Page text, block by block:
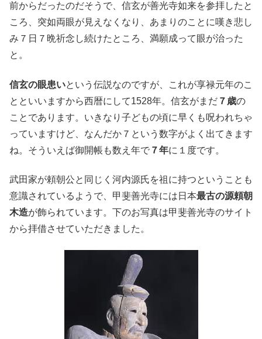
前からだったのだそうで、信玄が善光寺如来を参拝したと
ころ、突如両眼が見えなくなり、あまりのことに嘆き悲し
み７日７晩祈念し続けたところ、満願成って眼が治った
と。
信玄の眼患いという伝説なのですが、これが享禄元年のこ
とといいますから西暦にして1528年。信玄がまだ ７歳の
ことであります。いきなり子どもの頃に早くも呪われちゃ
っていますけど、なんだか７という数字がよく出てきます
ね。そういえば御開帳も数え年で ７年に１度です。
武田家が頼朝公と同じく河内源氏を祖に持つということも
意識されているようで、甲斐善光寺には日本最古の源頼朝
木造が飾られています。下のお写真は甲斐善光寺のサイト
から拝借させていただきました。